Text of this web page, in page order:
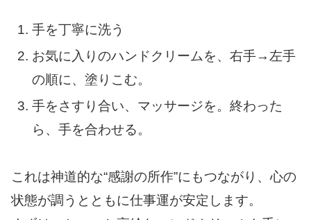
手を丁寧に洗う
お気に入りのハンドクリームを、右手→左手
の順に、塗りこむ。
手をさすり合い、マッサージを。終わった
ら、手を合わせる。
これは神道的な“感謝の所作”にもつながり、心の
状態が調うとともに仕事運が安定します。